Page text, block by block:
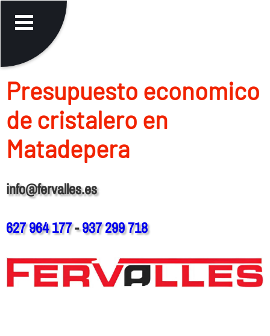
Presupuesto economico
de cristalero en
Matadepera
info@fervalles.es
627 964 177-937 299 718